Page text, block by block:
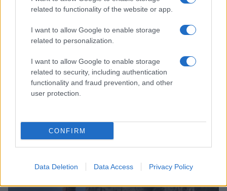
related to functionality of the website or app.
I want to allow Google to enable storage
related to personalization.
I want to allow Google to enable storage
related to security, including authentication
functionality and fraud prevention, and other
user protection.
CONFIRM
Data Deletion Data Access Privacy Policy
Cristian Castiglioni · 8 Ago 2026